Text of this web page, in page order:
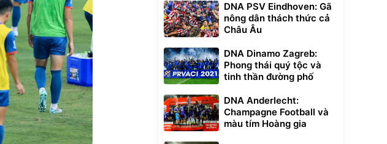
DNA PSV Eindhoven: Gã
nông dân thách thức cả
Châu Âu
DNA Dinamo Zagreb:
Phong thái quý tộc và
tinh thần đường phố
DNA Anderlecht:
Champagne Football và
màu tím Hoàng gia